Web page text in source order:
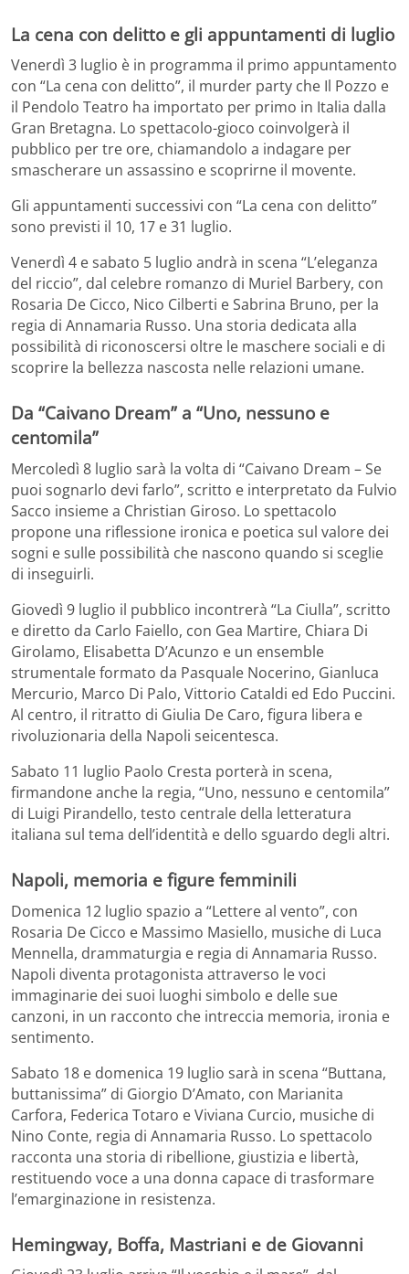
La cena con delitto e gli appuntamenti di luglio
Venerdì 3 luglio è in programma il primo appuntamento
con “La cena con delitto”, il murder party che Il Pozzo e
il Pendolo Teatro ha importato per primo in Italia dalla
Gran Bretagna. Lo spettacolo-gioco coinvolgerà il
pubblico per tre ore, chiamandolo a indagare per
smascherare un assassino e scoprirne il movente.
Gli appuntamenti successivi con “La cena con delitto”
sono previsti il 10, 17 e 31 luglio.
Venerdì 4 e sabato 5 luglio andrà in scena “L’eleganza
del riccio”, dal celebre romanzo di Muriel Barbery, con
Rosaria De Cicco, Nico Cilberti e Sabrina Bruno, per la
regia di Annamaria Russo. Una storia dedicata alla
possibilità di riconoscersi oltre le maschere sociali e di
scoprire la bellezza nascosta nelle relazioni umane.
Da “Caivano Dream” a “Uno, nessuno e
centomila”
Mercoledì 8 luglio sarà la volta di “Caivano Dream – Se
puoi sognarlo devi farlo”, scritto e interpretato da Fulvio
Sacco insieme a Christian Giroso. Lo spettacolo
propone una riflessione ironica e poetica sul valore dei
sogni e sulle possibilità che nascono quando si sceglie
di inseguirli.
Giovedì 9 luglio il pubblico incontrerà “La Ciulla”, scritto
e diretto da Carlo Faiello, con Gea Martire, Chiara Di
Girolamo, Elisabetta D’Acunzo e un ensemble
strumentale formato da Pasquale Nocerino, Gianluca
Mercurio, Marco Di Palo, Vittorio Cataldi ed Edo Puccini.
Al centro, il ritratto di Giulia De Caro, figura libera e
rivoluzionaria della Napoli seicentesca.
Sabato 11 luglio Paolo Cresta porterà in scena,
firmandone anche la regia, “Uno, nessuno e centomila”
di Luigi Pirandello, testo centrale della letteratura
italiana sul tema dell’identità e dello sguardo degli altri.
Napoli, memoria e figure femminili
Domenica 12 luglio spazio a “Lettere al vento”, con
Rosaria De Cicco e Massimo Masiello, musiche di Luca
Mennella, drammaturgia e regia di Annamaria Russo.
Napoli diventa protagonista attraverso le voci
immaginarie dei suoi luoghi simbolo e delle sue
canzoni, in un racconto che intreccia memoria, ironia e
sentimento.
Sabato 18 e domenica 19 luglio sarà in scena “Buttana,
buttanissima” di Giorgio D’Amato, con Marianita
Carfora, Federica Totaro e Viviana Curcio, musiche di
Nino Conte, regia di Annamaria Russo. Lo spettacolo
racconta una storia di ribellione, giustizia e libertà,
restituendo voce a una donna capace di trasformare
l’emarginazione in resistenza.
Hemingway, Boffa, Mastriani e de Giovanni